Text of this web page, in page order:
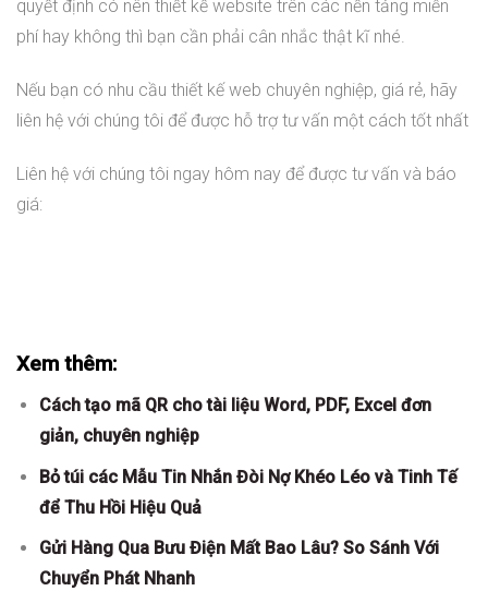
quyết định có nên thiết kế website trên các nền tảng miễn
phí hay không thì bạn cần phải cân nhắc thật kĩ nhé.
Nếu bạn có nhu cầu thiết kế web chuyên nghiệp, giá rẻ, hãy
liên hệ với chúng tôi để được hỗ trợ tư vấn một cách tốt nhất
Liên hệ với chúng tôi ngay hôm nay để được tư vấn và báo
giá:
Xem thêm:
Cách tạo mã QR cho tài liệu Word, PDF, Excel đơn
giản, chuyên nghiệp
Bỏ túi các Mẫu Tin Nhắn Đòi Nợ Khéo Léo và Tinh Tế
để Thu Hồi Hiệu Quả
Gửi Hàng Qua Bưu Điện Mất Bao Lâu? So Sánh Với
Chuyển Phát Nhanh